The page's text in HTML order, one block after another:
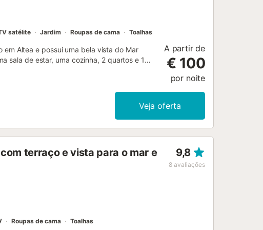
e comunitárias Mais informações - c...
satélite Jardim Roupas de cama Toalhas
Altea e possui uma bela vista do Mar
sala de estar, uma cozinha, 2 quartos e 1
como uma máquina de lavar roupa. O
uma piscina, um jardim, um terraço
A partir de
€ 100
por noite
Veja oferta
terraço e vista para o mar e
9,8
8 avaliações
Roupas de cama Toalhas